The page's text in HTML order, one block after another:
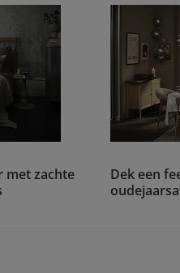
met zachte
Dek een